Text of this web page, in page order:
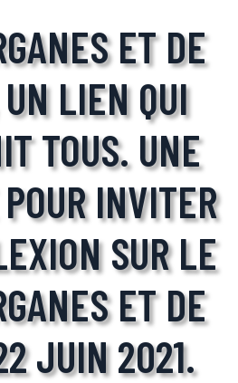
ET DE
LIEN QUI
TOUS. UNE
INVITER
SUR LE
ET DE
JUIN 2021.